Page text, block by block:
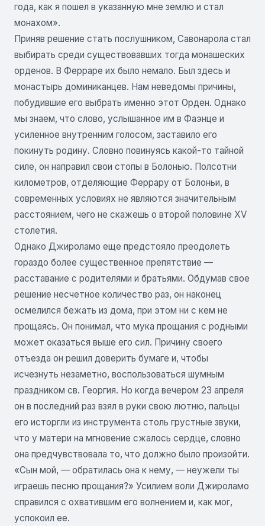
года, как я пошел в указанную мне землю и стал
монахом».
Приняв решение стать послушником, Савонарола стал
выбирать среди существовавших тогда монашеских
орденов. В Ферраре их было немало. Был здесь и
монастырь доминиканцев. Нам неведомы причины,
побудившие его выбрать именно этот Орден. Однако
мы знаем, что слово, услышанное им в Фаэнце и
усиленное внутренним голосом, заставило его
покинуть родину. Словно повинуясь какой-то тайной
силе, он направил свои стопы в Болонью. Полсотни
километров, отделяющие Феррару от Болоньи, в
современных условиях не являются значительным
расстоянием, чего не скажешь о второй половине XV
столетия.
Однако Джироламо еще предстояло преодолеть
гораздо более существенное препятствие —
расставание с родителями и братьями. Обдумав свое
решение несчетное количество раз, он наконец
осмелился бежать из дома, при этом ни с кем не
прощаясь. Он понимал, что мука прощания с родными
может оказаться выше его сил. Причину своего
отъезда он решил доверить бумаге и, чтобы
исчезнуть незаметно, воспользоваться шумным
праздником св. Георгия. Но когда вечером 23 апреля
он в последний раз взял в руки свою лютню, пальцы
его исторгли из инструмента столь грустные звуки,
что у матери на мгновение сжалось сердце, словно
она предчувствовала то, что должно было произойти.
«Сын мой, — обратилась она к нему, — неужели ты
играешь песню прощания?» Усилием воли Джироламо
справился с охватившим его волнением и, как мог,
успокоил ее.